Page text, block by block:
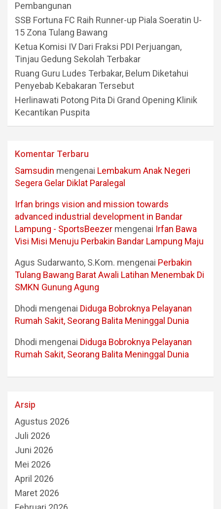
Pembangunan
SSB Fortuna FC Raih Runner-up Piala Soeratin U-
15 Zona Tulang Bawang
Ketua Komisi IV Dari Fraksi PDI Perjuangan,
Tinjau Gedung Sekolah Terbakar
Ruang Guru Ludes Terbakar, Belum Diketahui
Penyebab Kebakaran Tersebut
Herlinawati Potong Pita Di Grand Opening Klinik
Kecantikan Puspita
Komentar Terbaru
Samsudin mengenai Lembakum Anak Negeri
Segera Gelar Diklat Paralegal
Irfan brings vision and mission towards
advanced industrial development in Bandar
Lampung - SportsBeezer mengenai Irfan Bawa
Visi Misi Menuju Perbakin Bandar Lampung Maju
Agus Sudarwanto, S.Kom. mengenai Perbakin
Tulang Bawang Barat Awali Latihan Menembak Di
SMKN Gunung Agung
Dhodi mengenai Diduga Bobroknya Pelayanan
Rumah Sakit, Seorang Balita Meninggal Dunia
Dhodi mengenai Diduga Bobroknya Pelayanan
Rumah Sakit, Seorang Balita Meninggal Dunia
Arsip
Agustus 2026
Juli 2026
Juni 2026
Mei 2026
April 2026
Maret 2026